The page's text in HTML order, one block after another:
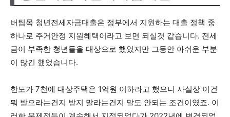
버팀목 청년전세자금대출은 정부에서 지원하는 대출 정책 중
하나로 주거안정 지원혜택이라고 보면 되실것 같습니다. 전세
금이 부족한 청년들을 대상으로 했었지만 그동안 아쉬운 부분
이 많긴 했었습니다.
한도가 7천에 대상주택은 1억원 이하라고 했으니 사실상 이건
뭐 받으라는건지 받지 말라는건지 말도 안되는 조건이였죠. 이